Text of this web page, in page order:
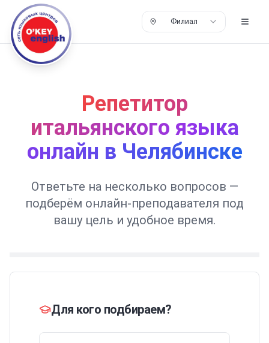
Филиал
Репетитор
итальянского языка
онлайн в Челябинске
Ответьте на несколько вопросов —
подберём онлайн-преподавателя под
вашу цель и удобное время.
Для кого подбираем?